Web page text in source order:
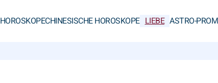
HOROSKOPECHINESISCHE HOROSKOPE LIEBE ASTRO-